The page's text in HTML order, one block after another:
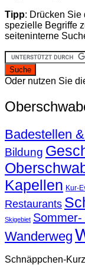
Tipp: Drücken Sie
spezielle Begriffe
seiteninterne
Oder nutzen Sie
Badestellen
Bildung
Kapellen Kur-
Restaurants
Skigebiet
Wanderweg
Schnäppchen-